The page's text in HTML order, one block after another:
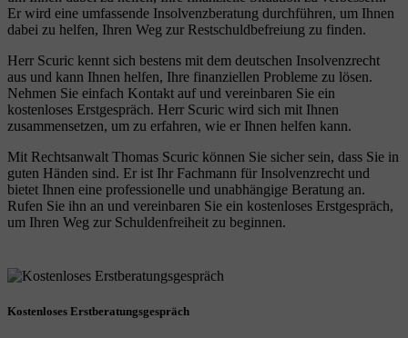
Er wird eine umfassende Insolvenzberatung durchführen, um Ihnen
dabei zu helfen, Ihren Weg zur Restschuldbefreiung zu finden.
Herr Scuric kennt sich bestens mit dem deutschen Insolvenzrecht
aus und kann Ihnen helfen, Ihre finanziellen Probleme zu lösen.
Nehmen Sie einfach Kontakt auf und vereinbaren Sie ein
kostenloses Erstgespräch. Herr Scuric wird sich mit Ihnen
zusammensetzen, um zu erfahren, wie er Ihnen helfen kann.
Mit Rechtsanwalt Thomas Scuric können Sie sicher sein, dass Sie in
guten Händen sind. Er ist Ihr Fachmann für Insolvenzrecht und
bietet Ihnen eine professionelle und unabhängige Beratung an.
Rufen Sie ihn an und vereinbaren Sie ein kostenloses Erstgespräch,
um Ihren Weg zur Schuldenfreiheit zu beginnen.
Kostenloses Erstberatungsgespräch